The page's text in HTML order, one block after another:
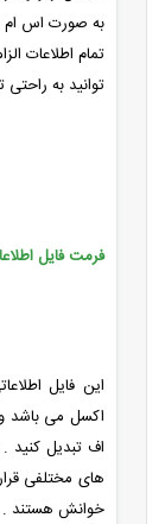
به صورت اس ام
تمام اطلاعات
توانید به
فرمت فایل
این فایل
اکسل می باشد
اف تبدیل کنید
های مختلفی
خوانش هستند .